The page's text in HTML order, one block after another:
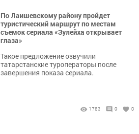
По Лаишевскому району пройдет
туристический маршрут по местам
съемок сериала «Зулейха открывает
глаза»
Такое предложение озвучили
татарстанские туроператоры после
завершения показа сериала.
1783 0 0